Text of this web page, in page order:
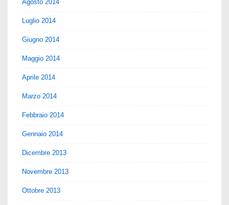
Agosto 2014
Luglio 2014
Giugno 2014
Maggio 2014
Aprile 2014
Marzo 2014
Febbraio 2014
Gennaio 2014
Dicembre 2013
Novembre 2013
Ottobre 2013